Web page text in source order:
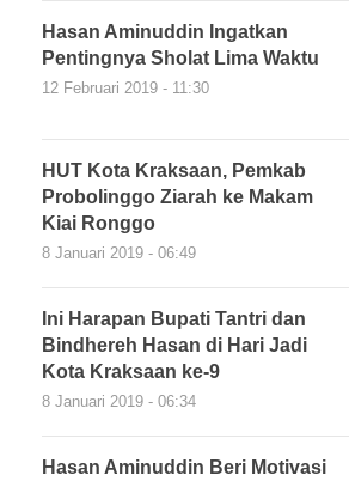
Hasan Aminuddin Ingatkan
Pentingnya Sholat Lima Waktu
12 Februari 2019 - 11:30
HUT Kota Kraksaan, Pemkab
Probolinggo Ziarah ke Makam
Kiai Ronggo
8 Januari 2019 - 06:49
Ini Harapan Bupati Tantri dan
Bindhereh Hasan di Hari Jadi
Kota Kraksaan ke-9
8 Januari 2019 - 06:34
Hasan Aminuddin Beri Motivasi